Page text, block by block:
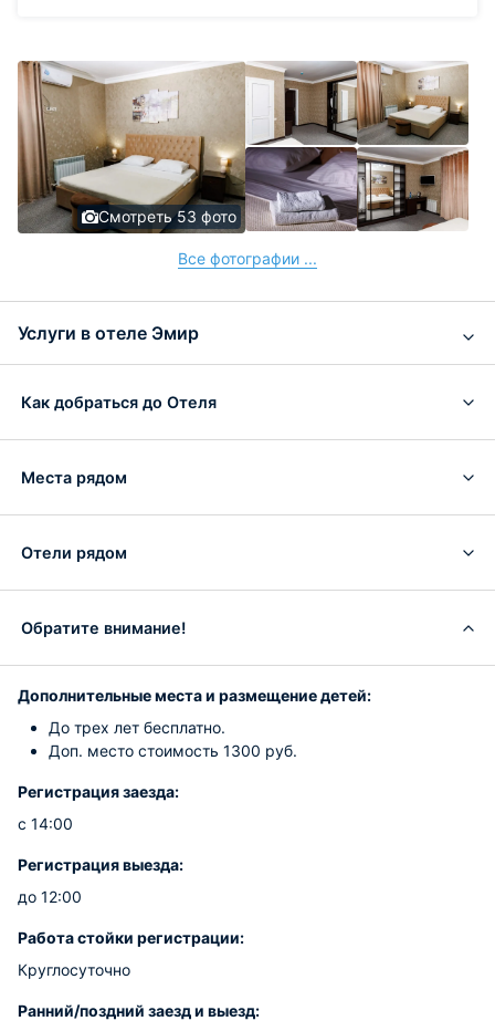
Смотреть 53 фото
Все фотографии ...
Услуги в отеле Эмир
Как добраться до Отеля
Места рядом
Отели рядом
Обратите внимание!
Дополнительные места и размещение детей:
До трех лет бесплатно.
Доп. место стоимость 1300 руб.
Регистрация заезда:
с 14:00
Регистрация выезда:
до 12:00
Работа стойки регистрации:
Круглосуточно
Ранний/поздний заезд и выезд: